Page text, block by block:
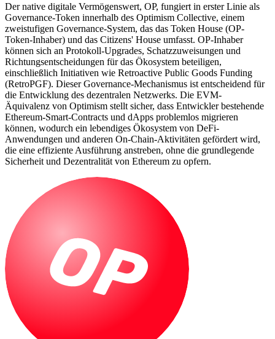
Der native digitale Vermögenswert, OP, fungiert in erster Linie als
Governance-Token innerhalb des Optimism Collective, einem
zweistufigen Governance-System, das das Token House (OP-
Token-Inhaber) und das Citizens' House umfasst. OP-Inhaber
können sich an Protokoll-Upgrades, Schatzzuweisungen und
Richtungsentscheidungen für das Ökosystem beteiligen,
einschließlich Initiativen wie Retroactive Public Goods Funding
(RetroPGF). Dieser Governance-Mechanismus ist entscheidend für
die Entwicklung des dezentralen Netzwerks. Die EVM-
Äquivalenz von Optimism stellt sicher, dass Entwickler bestehende
Ethereum-Smart-Contracts und dApps problemlos migrieren
können, wodurch ein lebendiges Ökosystem von DeFi-
Anwendungen und anderen On-Chain-Aktivitäten gefördert wird,
die eine effiziente Ausführung anstreben, ohne die grundlegende
Sicherheit und Dezentralität von Ethereum zu opfern.